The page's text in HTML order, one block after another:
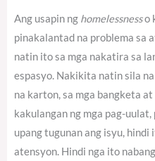
Ang usapin ng homelessnesso
pinakalantad na problema sa
natin ito sa mga nakatira sa
espasyo. Nakikita natin sila
na karton, sa mga bangketa
kakulangan ng mga pag-
upang tugunan ang isyu,
atensyon. Hindi nga ito